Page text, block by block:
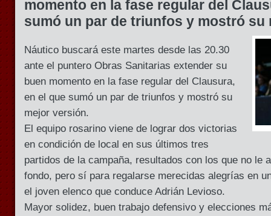
momento en la fase regular del
sumó un par de triunfos y mostró su
Náutico buscará este martes desde las 20.30
ante el puntero Obras Sanitarias extender su
buen momento en la fase regular del Clausura,
en el que sumó un par de triunfos y mostró su
mejor versión.
El equipo rosarino viene de lograr dos victorias
en condición de local en sus últimos tres
partidos de la campaña, resultados con los que no le
fondo, pero sí para regalarse merecidas alegrías en
el joven elenco que conduce Adrián Levioso.
Mayor solidez, buen trabajo defensivo y elecciones